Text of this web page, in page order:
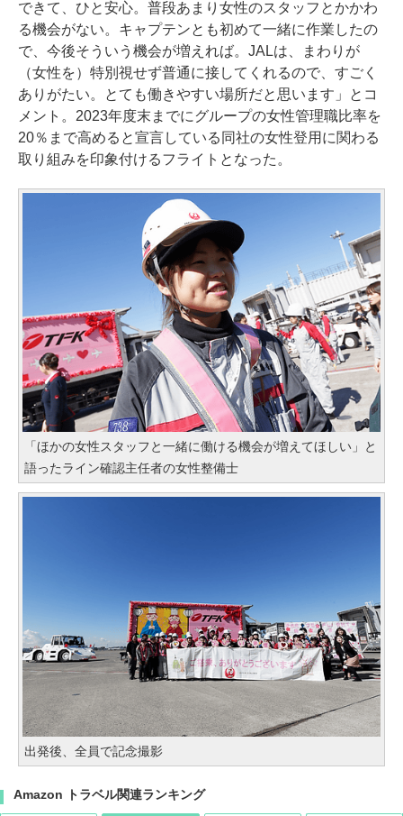
できて、ひと安心。普段あまり女性のスタッフとかかわ
る機会がない。キャプテンとも初めて一緒に作業したの
で、今後そういう機会が増えれば。JALは、まわりが
（女性を）特別視せず普通に接してくれるので、すごく
ありがたい。とても働きやすい場所だと思います」とコ
メント。2023年度末までにグループの女性管理職比率を
20％まで高めると宣言している同社の女性登用に関わる
取り組みを印象付けるフライトとなった。
「ほかの女性スタッフと一緒に働ける機会が増えてほしい」と
語ったライン確認主任者の女性整備士
出発後、全員で記念撮影
Amazon トラベル関連ランキング